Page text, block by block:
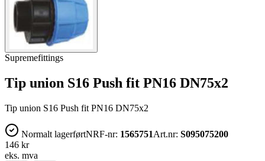
Supremefittings
Tip union S16 Push fit PN16 DN75x2
Tip union S16 Push fit PN16 DN75x2
Normalt lagerførtNRF-nr: 1565751Art.nr: S095075200
146 kr
eks. mva